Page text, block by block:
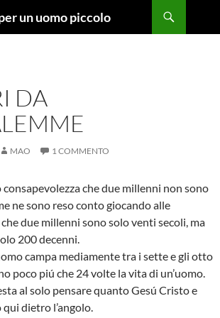
un uomo piccolo
DA
MAO 1 COMMENTO
consapevolezza che due millenni non sono
ne sono reso conto giocando alle
due millenni sono solo venti secoli, ma
200 decenni.
campa mediamente tra i sette e gli otto
poco piú che 24 volte la vita di un’uomo.
al solo pensare quanto Gesú Cristo e
dietro l’angolo.